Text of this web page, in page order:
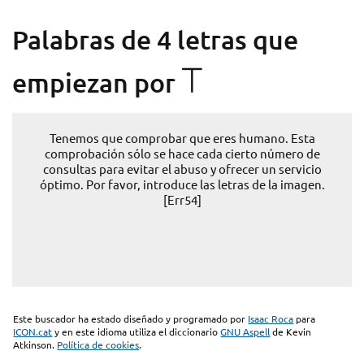
Palabras de 4 letras que
empiezan por T
Tenemos que comprobar que eres humano. Esta
comprobación sólo se hace cada cierto número de
consultas para evitar el abuso y ofrecer un servicio
óptimo. Por favor, introduce las letras de la imagen.
[Err54]
Este buscador ha estado diseñado y programado por Isaac Roca para
ICON.caty en este idioma utiliza el diccionarioGNU Aspellde Kevin
Atkinson. Política de cookies.